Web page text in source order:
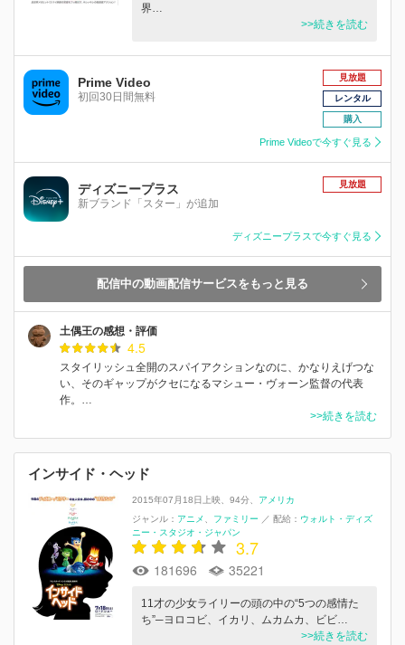
界…
>>続きを読む
Prime Video
初回30日間無料
見放題
レンタル
購入
Prime Videoで今すぐ見る
ディズニープラス
新ブランド「スター」が追加
見放題
ディズニープラスで今すぐ見る
配信中の動画配信サービスをもっと見る
土偶王の感想・評価
4.5
スタイリッシュ全開のスパイアクションなのに、かなりえげつな
い、そのギャップがクセになるマシュー・ヴォーン監督の代表
作。…
>>続きを読む
インサイド・ヘッド
2015年07月18日上映 94分
アメリカ
ジャンル： アニメ ファミリー ／ 配給： ウォルト・ディズ
ニー・スタジオ・ジャパン
3.7
181696 35221
11才の少女ライリーの頭の中の“5つの感情た
ち”─ヨロコビ、イカリ、ムカムカ、ビビ…
>>続きを読む